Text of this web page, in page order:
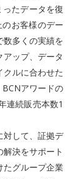
たデータを復
お客様のデー
数多くの実績を
ップ、データ
ルに合わせた
アワードの
連続販売本数1
対して、証拠デ
決をサポート
たグループ企業